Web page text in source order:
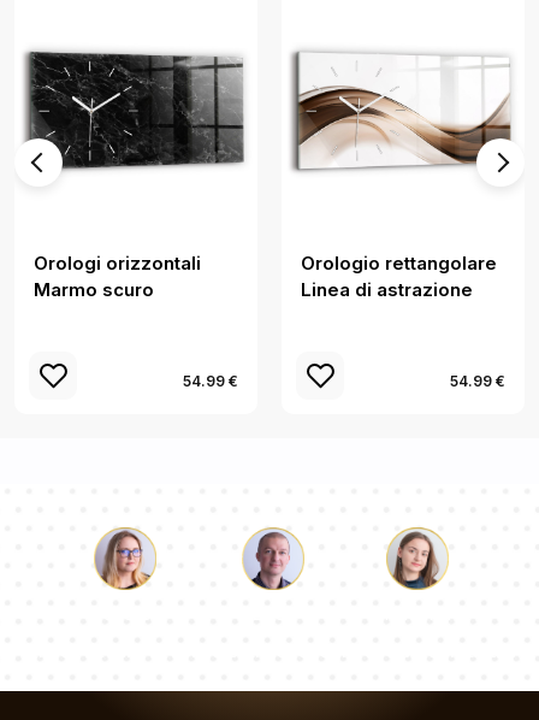
Orologi orizzontali
Marmo scuro
54.99 €
Orologio rettangolare
Linea di astrazione
54.99 €